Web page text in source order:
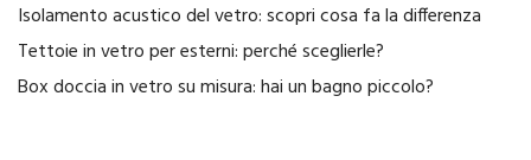
Isolamento acustico del vetro: scopri cosa fa la differenza
Tettoie in vetro per esterni: perché sceglierle?
Box doccia in vetro su misura: hai un bagno piccolo?